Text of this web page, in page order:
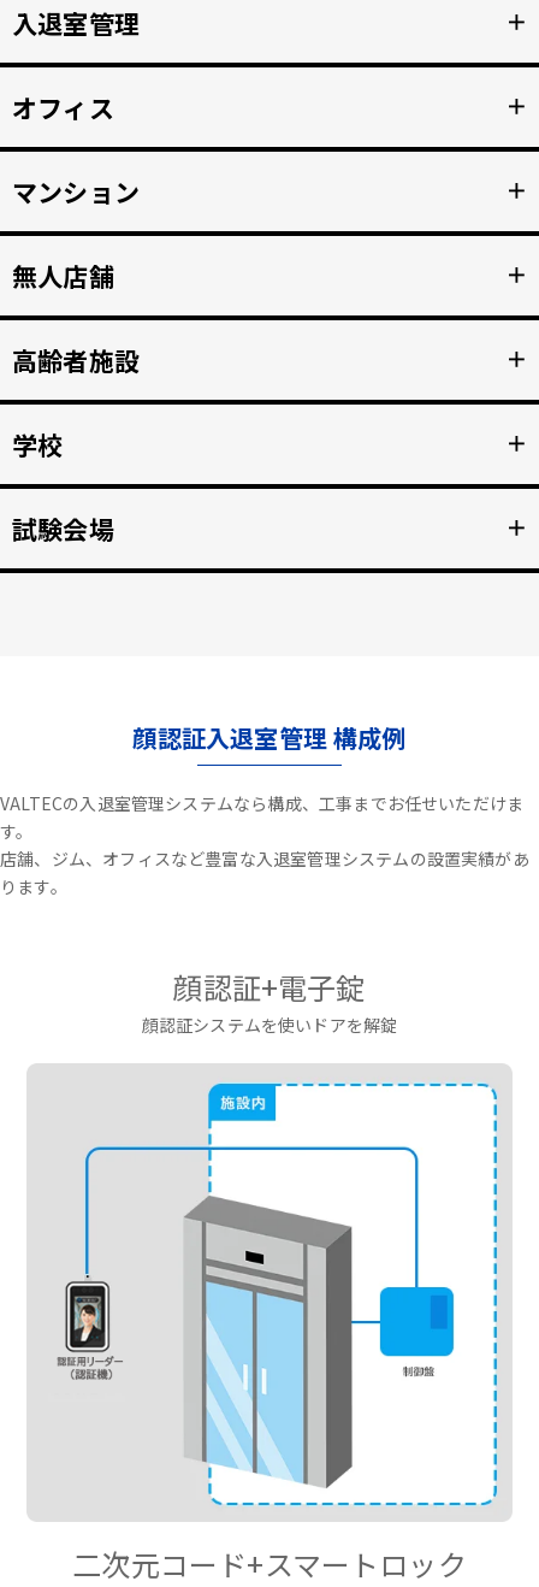
入退室管理 ＋
くし、紛失のリスクと再発行コストの削減。
詳細を見る >>
オフィス ＋
動勤怠管理。
詳細を見る >>
マンション ＋
スマホへ接続。 入居者の顔を認証して、手ぶらでドア解
錠。
詳細を見る >>
無人店舗 ＋
時間無人営業を実現。
詳細を見る >>
高齢者施設 ＋
検知、スマホへの着信アラートで重大事故を防止。
詳細を見る >>
学校 ＋
詳細を見る >>
試験会場 ＋
顔認証入退室管理 構成例
VALTECの入退室管理システムなら構成、工事までお任せいただけま
す。
店舗、ジム、オフィスなど豊富な入退室管理システムの設置実績があ
ります。
顔認証+電子錠
顔認証システムを使いドアを解錠
二次元コード+スマートロック